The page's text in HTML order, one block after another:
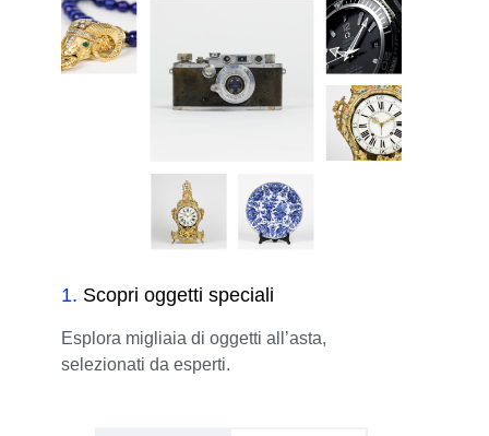
1. Scopri oggetti speciali
Esplora migliaia di oggetti all’asta,
selezionati da esperti.